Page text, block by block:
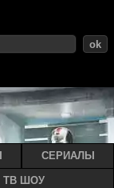
ok
СЕРИАЛЫ
ТВ ШОУ